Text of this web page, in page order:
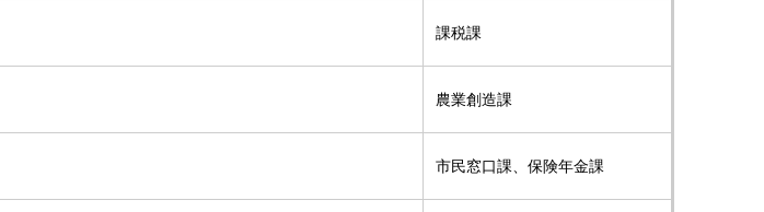
課税課
農業創造課
市民窓口課、保険年金課